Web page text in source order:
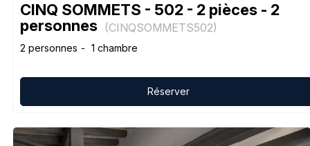
CINQ SOMMETS - 502 - 2 pièces - 2
personnes (CINQSOMMETS502)
2 personnes 1 chambre
Réserver